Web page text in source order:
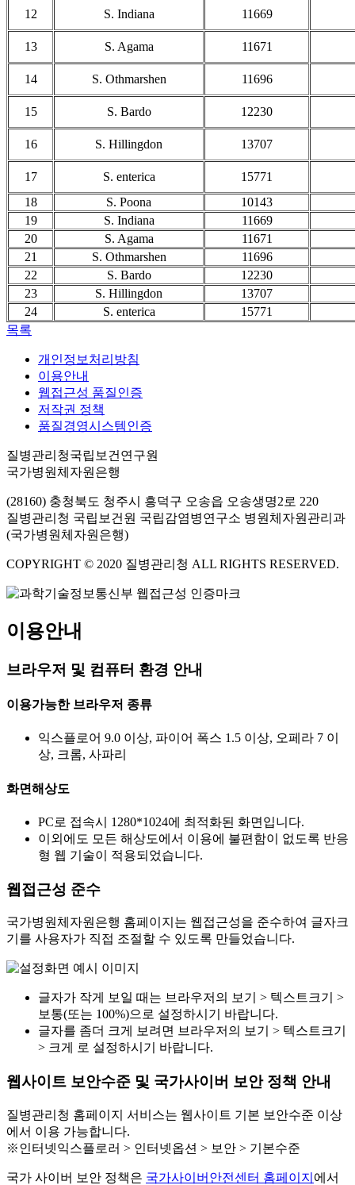
12 S. Indiana 11669
13 S. Agama 11671
14 S. Othmarshen 11696
15 S. Bardo 12230
16 S. Hillingdon 13707
17 S. enterica
15771
18
S. Poona
10143
19
S. Indiana
11669
20
S. Agama
11671
21
S. Othmarshen
11696
22
S. Bardo
12230
23
S. Hillingdon
13707
24
S. enterica
15771
목록
개인정보처리방침
이용안내
웹접근성 품질인증
저작권 정책
품질경영시스템인증
질병관리청국립보건연구원
국가병원체자원은행
(28160) 충청북도 청주시 흥덕구 오송읍 오송생명2로 220
질병관리청 국립보건원 국립감염병연구소 병원체자원관리과
(국가병원체자원은행)
COPYRIGHT © 2020 질병관리청 ALL RIGHTS RESERVED.
이용안내
브라우저 및 컴퓨터 환경 안내
이용가능한 브라우저 종류
익스플로어 9.0 이상, 파이어 폭스 1.5 이상, 오페라 7 이
상, 크롬, 사파리
화면해상도
PC로 접속시 1280*1024에 최적화된 화면입니다.
이외에도 모든 해상도에서 이용에 불편함이 없도록 반응
형 웹 기술이 적용되었습니다.
웹접근성 준수
국가병원체자원은행 홈페이지는 웹접근성을 준수하여 글자크
기를 사용자가 직접 조절할 수 있도록 만들었습니다.
글자가 작게 보일 때는 브라우저의 보기 > 텍스트크기 >
보통(또는 100%)으로 설정하시기 바랍니다.
글자를 좀더 크게 보려면 브라우저의 보기 > 텍스트크기
> 크게 로 설정하시기 바랍니다.
웹사이트 보안수준 및 국가사이버 보안 정책 안내
질병관리청 홈페이지 서비스는 웹사이트 기본 보안수준 이상
에서 이용 가능합니다.
※인터넷익스플로러 > 인터넷옵션 > 보안 > 기본수준
국가 사이버 보안 정책은 국가사이버안전센터 홈페이지 에서